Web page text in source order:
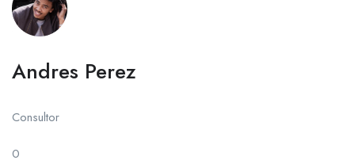
Andres Perez
Consultor
0